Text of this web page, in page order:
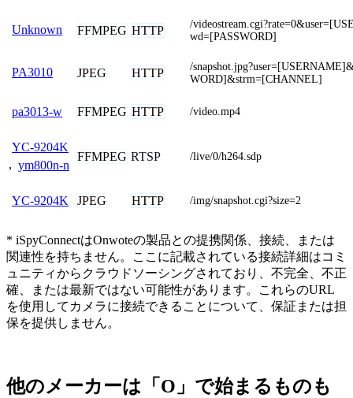
Unknown FFMPEG HTTP
/
wd=[PASSWORD]
PA3010 JPEG HTTP
/
WORD]&strm=[CHANNEL]
pa3013-w FFMPEG HTTP /video.mp4
YC-9204K
, ym800n-n
FFMPEG RTSP /live/0/h264.sdp
YC-9204K JPEG HTTP /img/snapshot.cgi?size=2
* iSpyConnectはOnwoteの製品との提携関係、接続、または
関連性を持ちません。ここに記載されている接続詳細はコミ
ュニティからクラウドソーシングされており、不完全、不正
確、または最新ではない可能性があります。これらのURL
を使用してカメラに接続できることについて、保証または担
保を提供しません。
他のメーカーは「O」で始まるものも